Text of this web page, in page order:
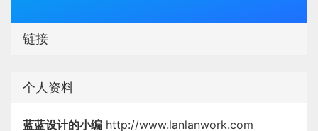
链接
个人资料
蓝蓝设计的小编 http://www.lanlanwork.com